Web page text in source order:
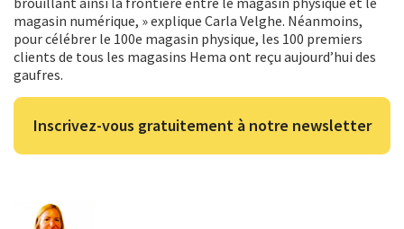
magasin numérique, » explique Carla Velghe. Néanmoins,
pour célébrer le 100e magasin physique, les 100 premiers
clients de tous les magasins Hema ont reçu aujourd’hui des
gaufres.
Inscrivez-vous gratuitement à notre newsletter